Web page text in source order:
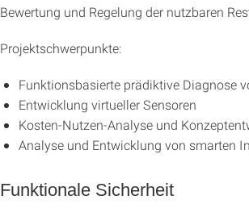
Bewertung und Regelung der nutzbaren
Projektschwerpunkte:
Funktionsbasierte prädiktive Diagnose
Entwicklung virtueller Sensoren
Kosten-Nutzen-Analyse und
Analyse und Entwicklung von smarten
Funktionale Sicherheit